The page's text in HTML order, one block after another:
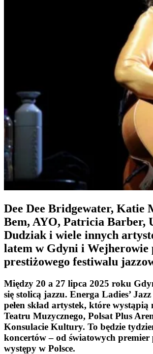
Dee Dee Bridgewater, Katie
Bem, AYO, Patricia Barber,
Dudziak i wiele innych
latem w Gdyni i Wejherowie
prestiżowego festiwalu
Między 20 a 27 lipca 2025 roku
się stolicą jazzu. Energa Ladies’ Jazz
pełen skład artystek, które wystąpią
Teatru Muzycznego, Polsat Plus
Konsulacie Kultury. To będzie
koncertów – od światowych premier
występy w Polsce.